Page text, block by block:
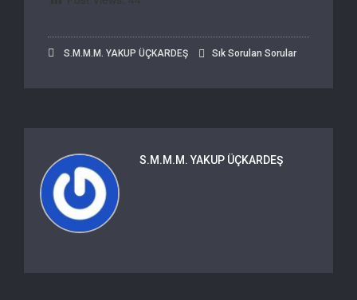
S.M.M.M. YAKUP ÜÇKARDEŞ Sık Sorulan Sorular
S.M.M.M. YAKUP ÜÇKARDEŞ